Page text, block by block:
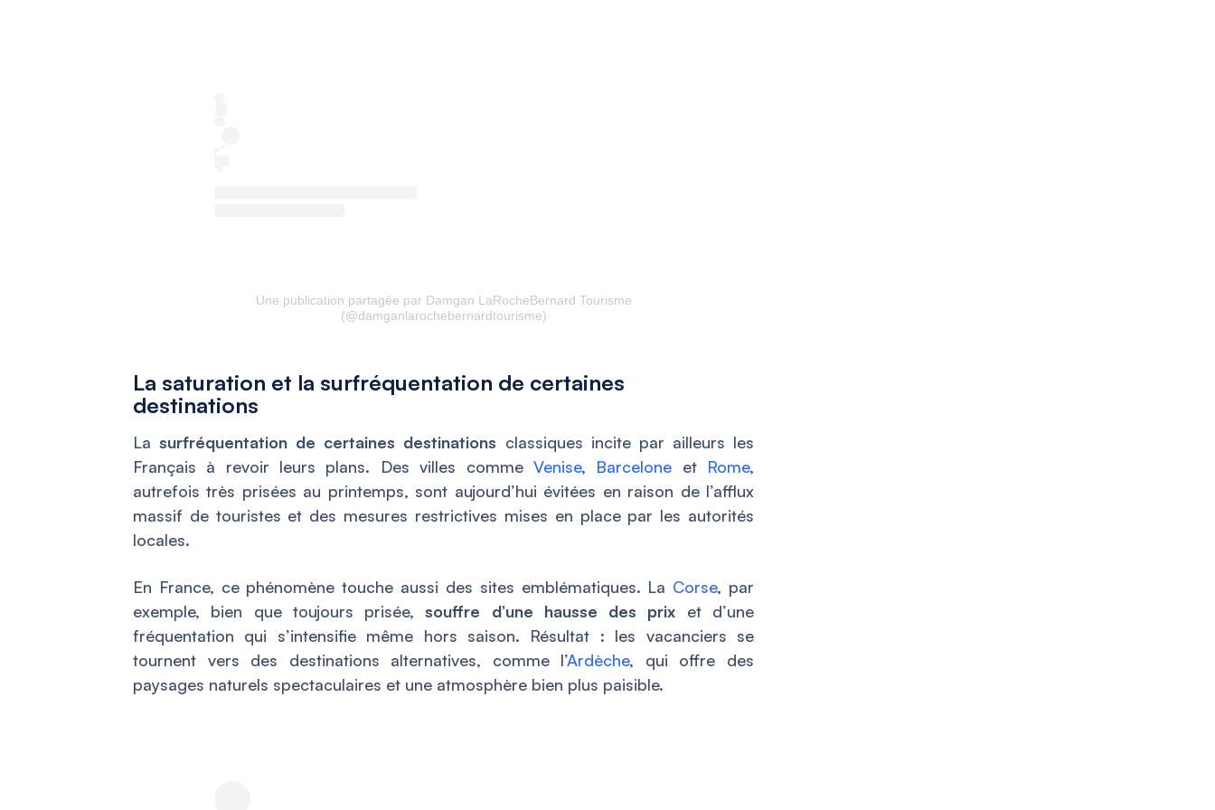
Une publication partagée par Damgan LaRocheBernard Tourisme
(@damganlarochebernardtourisme)
La saturation et la surfréquentation de certaines
destinations
Lasurfréquentation de certaines destinations classiques incite par ailleurs les
Français à revoir leurs plans. Des villes comme Venise, Barcelone et Rome,
autrefois très prisées au printemps, sont aujourd’hui évitées en raison de l’afflux
massif de touristes et des mesures restrictives mises en place par les autorités
locales.
En France, ce phénomène touche aussi des sites emblématiques. La Corse, par
exemple, bien que toujours prisée,souffre d’une hausse des prix et d’une
fréquentation qui s’intensifie même hors saison. Résultat : les vacanciers se
tournent vers des destinations alternatives, comme l’Ardèche, qui offre des
paysages naturels spectaculaires et une atmosphère bien plus paisible.